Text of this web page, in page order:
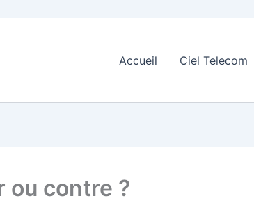
Accueil Ciel Telecom
ou contre ?